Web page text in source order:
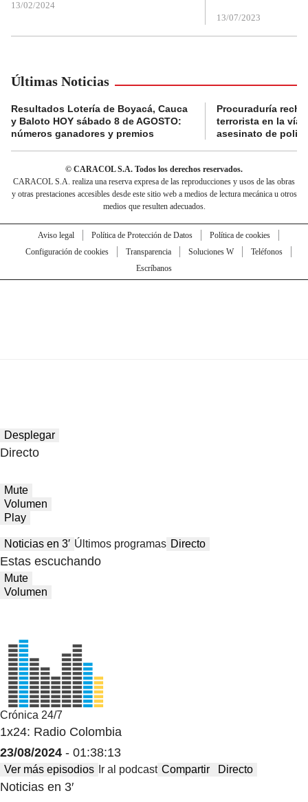
13/02/2024
13/07/2023
Últimas Noticias
Resultados Lotería de Boyacá, Cauca
y Baloto HOY sábado 8 de AGOSTO:
números ganadores y premios
Procuraduría
terrorista en la vía
asesinato de
© CARACOL S.A. Todos los derechos reservados.
CARACOL S.A. realiza una reserva expresa de las reproducciones y usos de las obras
y otras prestaciones accesibles desde este sitio web a medios de lectura mecánica u otros
medios que resulten adecuados.
Aviso legal Política de Protección de Datos
Política de cookies
Configuración de cookies
Transparencia Soluciones W
Teléfonos
Escríbanos
Desplegar
Directo
Mute
Volumen
Play
Noticias en 3′ Últimos programas Directo
Estas escuchando
Mute
Volumen
Crónica 24/7
1x24: Radio Colombia
23/08/2024 - 01:38:13
Ver más episodios Ir al podcast Compartir Directo
Noticias en 3′